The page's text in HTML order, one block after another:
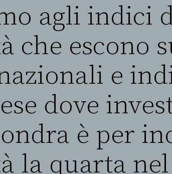
agli indici
che escono
e
dove
è per
la quarta